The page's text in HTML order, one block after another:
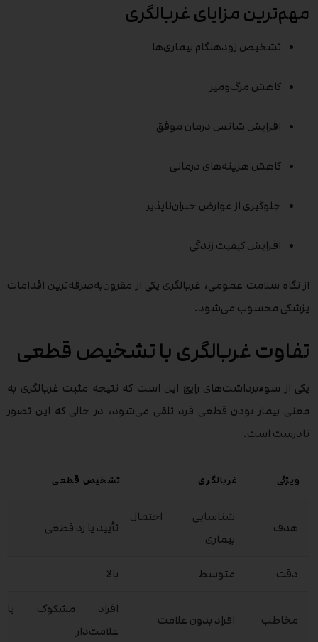
مهم‌ترین مزایای غربالگری
تشخیص زودهنگام بیماری‌ها
کاهش مرگ‌ومیر
افزایش شانس درمان موفق
کاهش هزینه‌های درمانی
جلوگیری از عوارض جبران‌ناپذیر
افزایش کیفیت زندگی
از نگاه سلامت عمومی، غربالگری یکی از مقرون‌به‌صرفه‌ترین اقدامات
پزشکی محسوب می‌شود.
تفاوت غربالگری با تشخیص قطعی
یکی از سوءبرداشت‌های رایج این است که نتیجه مثبت غربالگری به
معنی بیمار بودن قطعی فرد تلقی می‌شود، در حالی که این تصور
نادرست است.
ویژگی غربالگری تشخیص قطعی
هدف
شناسایی احتمال
بیماری
تأیید یا رد قطعی
دقت متوسط بالا
مخاطب افراد بدون علامت
افراد مشکوک یا
علامت‌دار